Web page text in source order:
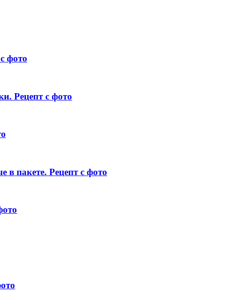
фото
Рецепт с фото
пакете. Рецепт с фото